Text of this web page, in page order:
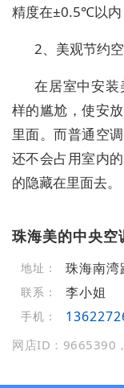
精度在±0.5℃以内
2、美观节约
在居室中安
样的尴尬，使安
里面。而普通空
还不会占用室内
的隐藏在里面去。
珠海美的中央空
地址： 珠海南
联系： 李小姐
手机：
网店ID：9665390